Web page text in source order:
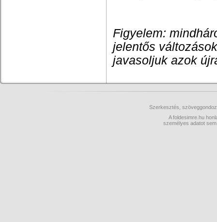
Figyelem:
jelentős
javasoljuk azok
Szerkesztés,
A foldesimre.hu
személyes adatot